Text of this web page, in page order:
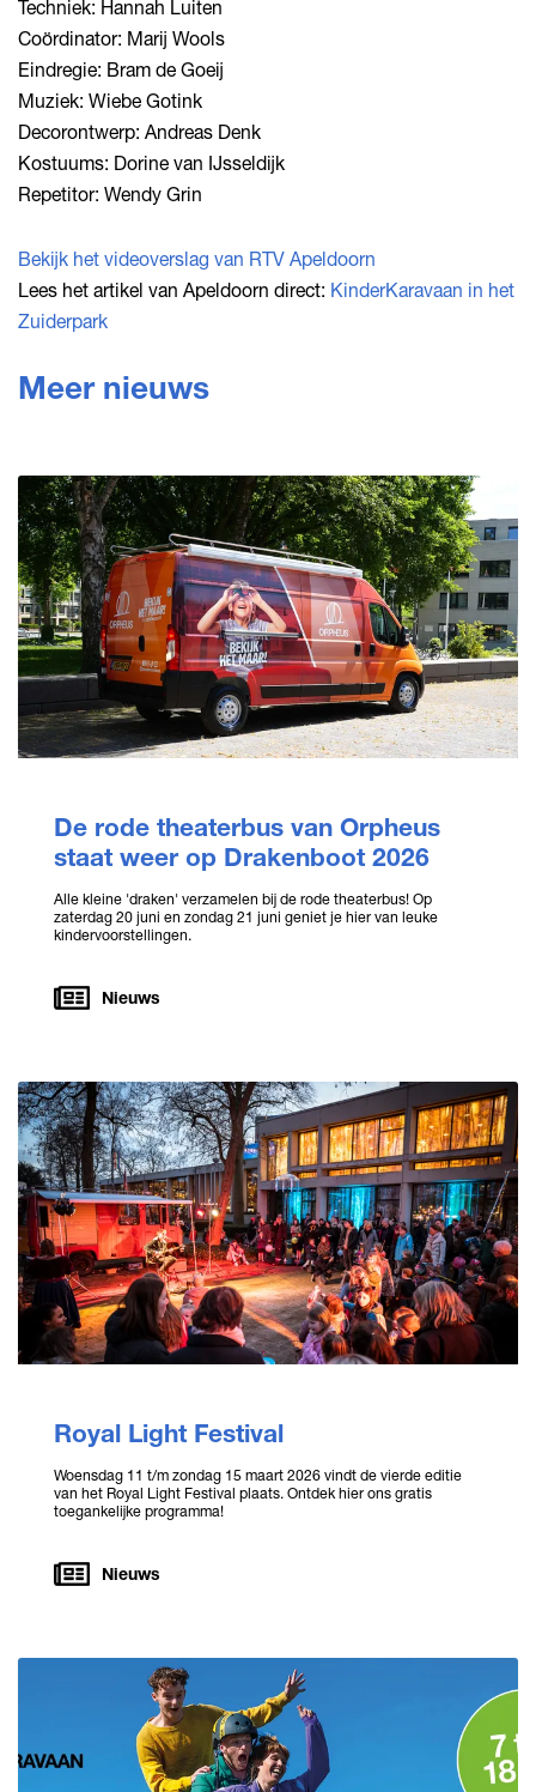
Techniek: Hannah Luiten
Coördinator: Marij Wools
Eindregie: Bram de Goeij
Muziek: Wiebe Gotink
Decorontwerp: Andreas Denk
Kostuums: Dorine van IJsseldijk
Repetitor: Wendy Grin
Bekijk het videoverslag van RTV Apeldoorn
Lees het artikel van Apeldoorn direct: KinderKaravaan in het
Zuiderpark
Meer nieuws
De rode theaterbus van Orpheus
staat weer op Drakenboot 2026
Alle kleine 'draken' verzamelen bij de rode theaterbus! Op
zaterdag 20 juni en zondag 21 juni geniet je hier van leuke
kindervoorstellingen.
Nieuws
Royal Light Festival
Woensdag 11 t/m zondag 15 maart 2026 vindt de vierde editie
van het Royal Light Festival plaats. Ontdek hier ons gratis
toegankelijke programma!
Nieuws